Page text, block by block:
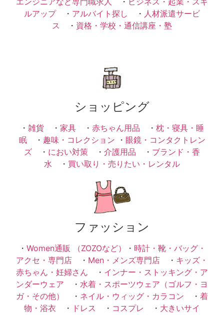
ルアップ・ アルバイト探し ・ 人材派遣サービ
ス ・ 資格・学校・通信講座・塾
ショッピング
・ 雑貨 ・ 家具 ・ 赤ちゃん用品 ・ 枕・寝具・睡
眠・ 趣味・コレクション ・ 眼鏡・コンタクトレン
ズ ・ におい対策 ・ 介護用品 ・ ブランド・香
水 ・ 買い取り・売りたい・レンタル
ファッション
・ Women通販 （ZOZOなど） ・ 時計・靴・バッグ・
アクセ・専門店 ・ Men・メンズ専門店 ・ キッズ・
赤ちゃん・妊婦さん ・ インナー・ストッキング・ア
ンダーウェア ・ 水着・スポーツウェア（ゴルフ・ヨ
ガ・その他）
・ ネイル・ウィッグ・カラコン ・ 着
物・浴衣 ・ ドレス ・ コスプレ ・ 大きいサイ